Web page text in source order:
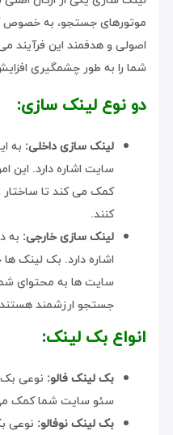
موتورهای جستجو، به
اصولی و هدفمند این فرآیند
شما را به طور چشمگیری
دو نوع لینک سازی:
لینک سازی داخلی: به
سایت اشاره دارد. این
کمک می کند تا
کنند.
لینک سازی خارجی: به
اشاره دارد. بک لینک
سایت ها به محتوای
جستجو ارزشمند
انواع بک لینک:
بک لینک فالو: نوعی
سئو سایت شما کمک
بک لینک نوفالو: نوعی